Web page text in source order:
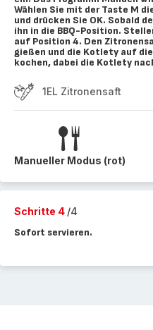
Wählen Sie mit der Taste M
und drücken Sie OK. Sobald
ihn in die BBQ-Position.
auf Position 4. Den
gießen und die Kotlety auf
kochen, dabei die Kotlety
1EL Zitronensaft
Manueller Modus (rot)
Schritte 4 /4
Sofort servieren.